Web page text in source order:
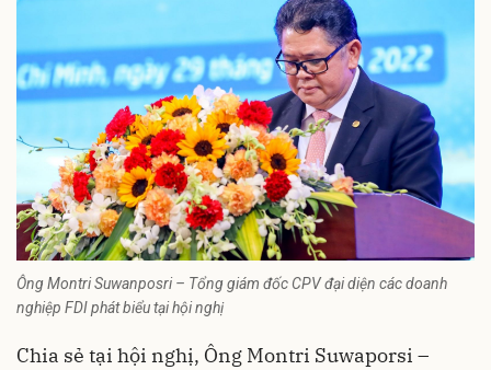
Ông Montri Suwanposri – Tổng giám đốc CPV đại diện các doanh
nghiệp FDI phát biểu tại hội nghị
Chia sẻ tại hội nghị, Ông Montri Suwaporsi –